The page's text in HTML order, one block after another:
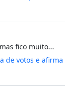
fico muito...
de votos e afirma